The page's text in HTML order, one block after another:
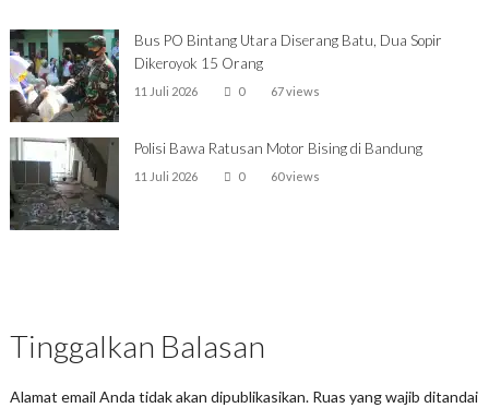
Bus PO Bintang Utara Diserang Batu, Dua Sopir
Dikeroyok 15 Orang
11 Juli 2026 0 67 views
Polisi Bawa Ratusan Motor Bising di Bandung
11 Juli 2026 0 60 views
Tinggalkan Balasan
Alamat email Anda tidak akan dipublikasikan. Ruas yang wajib ditandai